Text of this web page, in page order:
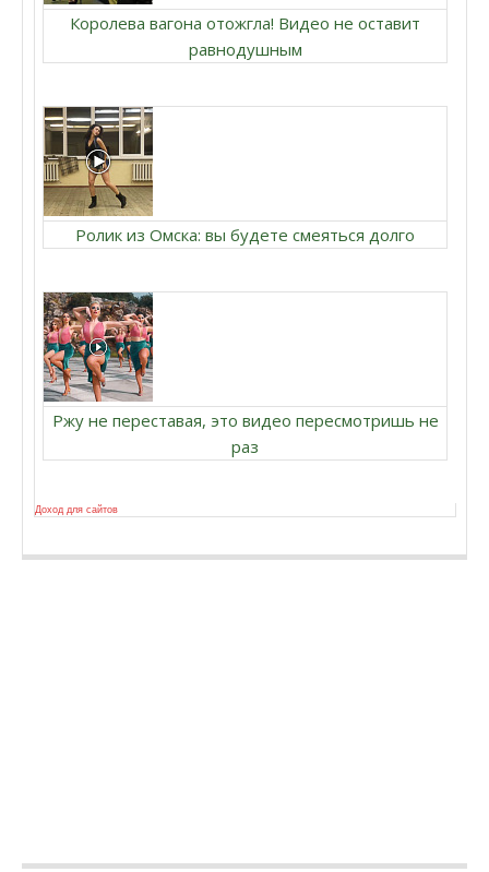
Королева вагона отожгла! Видео не оставит
равнодушным
Ролик из Омска: вы будете смеяться долго
Ржу не переставая, это видео пересмотришь не
раз
Доход для сайтов